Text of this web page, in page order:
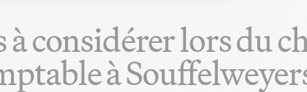
à considérer lors du
à